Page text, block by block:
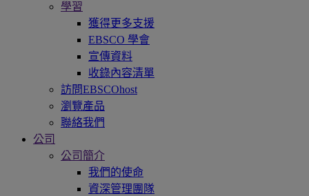
學習
獲得更多支援
EBSCO 學會
宣傳資料
收錄內容清單
訪問EBSCOhost
瀏覽產品
聯絡我們
公司
公司簡介
我們的使命
資深管理團隊